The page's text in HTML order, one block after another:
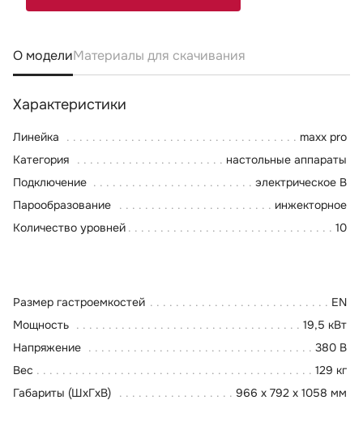
О моделиМатериалы для скачивания
Характеристики
Линейка
maxx pro
Категория
настольные аппараты
Подключение
электрическое В
Парообразование
инжекторное
Количество уровней
10
Размер гастроемкостей
EN
Мощность
19,5 кВт
Напряжение
380 В
Вес
129 кг
Габариты (ШхГхВ)
966 x 792 x 1058 мм